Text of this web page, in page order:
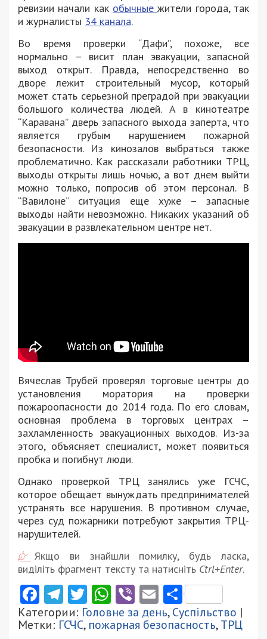
ревизии начали как обычныежители города, так
и журналисты 34 канала.
Во время проверки “Дафи”, похоже, все
нормально – висит план эвакуации, запасной
выход открыт. Правда, непосредственно во
дворе лежит строительный мусор, который
может стать серьезной преградой при эвакуации
большого количества людей. А в кинотеатре
“Каравана” дверь запасного выхода заперта, что
является грубым нарушением пожарной
безопасности. Из кинозалов выбраться также
проблематично. Как рассказали работники ТРЦ,
выходы открыты лишь ночью, а вот днем выйти
можно только, попросив об этом персонал. В
“Вавилоне” ситуация еще хуже – запасные
выходы найти невозможно. Никаких указаний об
эвакуации в развлекательном центре нет.
Вячеслав Трубей проверял торговые центры до
установления моратория на проверки
пожароопасности до 2014 года. По его словам,
основная проблема в торговых центрах –
захламленность эвакуационных выходов. Из-за
этого, объясняет специалист, может появиться
пробка и погибнут люди.
Однако проверкой ТРЦ занялись уже ГСЧС,
которое обещает вынуждать предпринимателей
устранять все нарушения. В противном случае,
через суд пожарники потребуют закрытия ТРЦ-
нарушителей.
Якщо ви знайшли помилку, будь ласка,
виділіть фрагмент тексту та натисніть Ctrl+Enter.
Facebook
Telegram
Twitter
WhatsApp
ViberEmail
Категории: Головне за день,Суспільство |
Метки: ГСЧС, пожарная безопасность,ТРЦ